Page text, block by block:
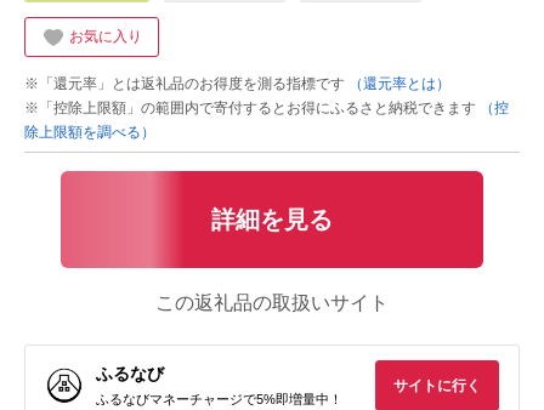
お気に入り
※「還元率」とは返礼品のお得度を測る指標です
（還元率とは）
※「控除上限額」の範囲内で寄付するとお得にふるさと納税できます
（控
除上限額を調べる）
詳細を見る
この返礼品の取扱いサイト
ふるなび
ふるなびマネーチャージで5%即増量中！
サイトに行く